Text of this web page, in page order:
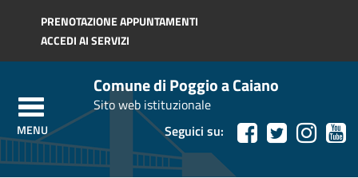
Regione Toscana
PRENOTAZIONE APPUNTAMENTI
ACCEDI AI SERVIZI
Comune di Poggio a Caiano
Sito web istituzionale
Seguici su: